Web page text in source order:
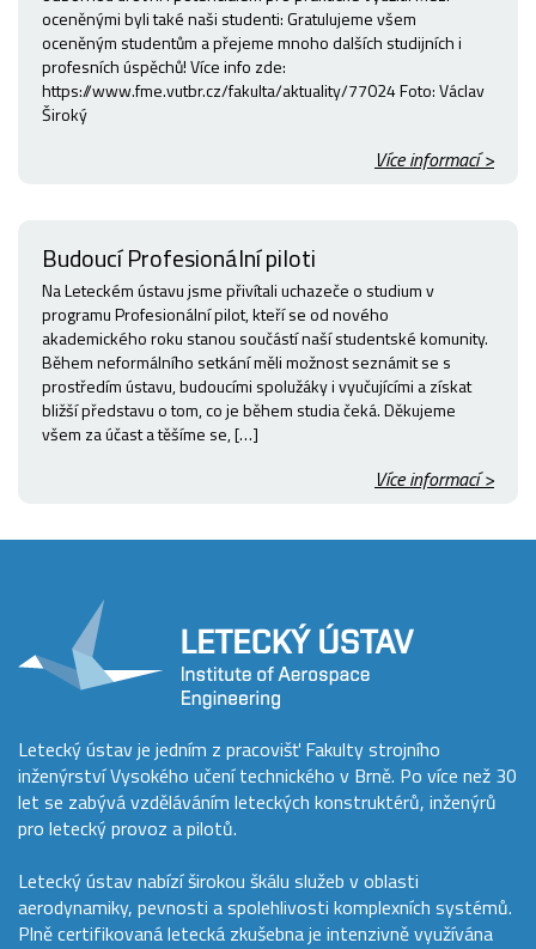
oceněnými byli také naši studenti: Gratulujeme všem
oceněným studentům a přejeme mnoho dalších studijních i
profesních úspěchů! Více info zde:
https://www.fme.vutbr.cz/fakulta/aktuality/77024 Foto: Václav
Široký
Více informací >
Budoucí Profesionální piloti
Na Leteckém ústavu jsme přivítali uchazeče o studium v
programu Profesionální pilot, kteří se od nového
akademického roku stanou součástí naší studentské komunity.
Během neformálního setkání měli možnost seznámit se s
prostředím ústavu, budoucími spolužáky i vyučujícími a získat
bližší představu o tom, co je během studia čeká. Děkujeme
všem za účast a těšíme se, […]
Více informací >
Letecký ústav je jedním z pracovišť Fakulty strojního
inženýrství Vysokého učení technického v Brně. Po více než 30
let se zabývá vzděláváním leteckých konstruktérů, inženýrů
pro letecký provoz a pilotů.
Letecký ústav nabízí širokou škálu služeb v oblasti
aerodynamiky, pevnosti a spolehlivosti komplexních systémů.
Plně certifikovaná letecká zkušebna je intenzivně využívána